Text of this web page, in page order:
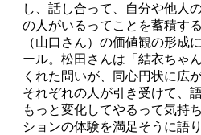
し、話し合って、自分や他人
の人がいるってことを蓄積す
（山口さん）の価値観の形成
ール。松田さんは「結衣ちゃ
くれた問いが、同心円状に広
それぞれの人が引き受けて、
もっと変化してやるって気持
ションの体験を満足そうに語り